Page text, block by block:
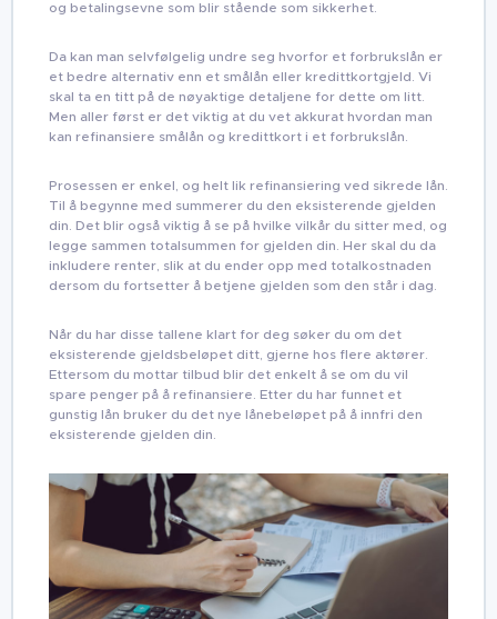
og betalingsevne som blir stående som sikkerhet.
Da kan man selvfølgelig undre seg hvorfor et forbrukslån er
et bedre alternativ enn et smålån eller kredittkortgjeld. Vi
skal ta en titt på de nøyaktige detaljene for dette om litt.
Men aller først er det viktig at du vet akkurat hvordan man
kan refinansiere smålån og kredittkort i et forbrukslån.
Prosessen er enkel, og helt lik refinansiering ved sikrede lån.
Til å begynne med summerer du den eksisterende gjelden
din. Det blir også viktig å se på hvilke vilkår du sitter med, og
legge sammen totalsummen for gjelden din. Her skal du da
inkludere renter, slik at du ender opp med totalkostnaden
dersom du fortsetter å betjene gjelden som den står i dag.
Når du har disse tallene klart for deg søker du om det
eksisterende gjeldsbeløpet ditt, gjerne hos flere aktører.
Ettersom du mottar tilbud blir det enkelt å se om du vil
spare penger på å refinansiere. Etter du har funnet et
gunstig lån bruker du det nye lånebeløpet på å innfri den
eksisterende gjelden din.